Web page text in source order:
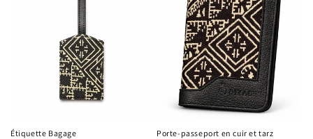
Étiquette Bagage Porte-passeport en cuir et tarz